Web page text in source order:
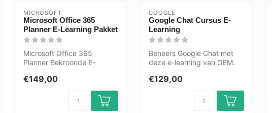
MICROSOFT
Microsoft Office 365
Planner E-Learning Pakket
Microsoft Office 365
Planner Bekroonde E-
interactiev...
€149,00
GOOGLE
Google Chat Cursus E-
Learning
Beheers Google Chat met
deze e-learning van OEM.
wanneer...
€129,00